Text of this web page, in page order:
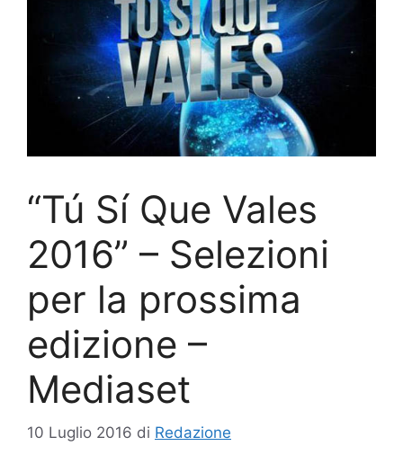
“Tú Sí Que Vales
2016” – Selezioni
per la prossima
edizione –
Mediaset
10 Luglio 2016 di Redazione